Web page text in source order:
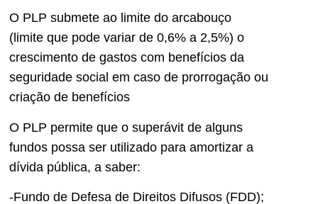
O PLP submete ao limite do arcabouço
(limite que pode variar de 0,6% a 2,5%) o
crescimento de gastos com benefícios da
seguridade social em caso de prorrogação ou
criação de benefícios
O PLP permite que o superávit de alguns
fundos possa ser utilizado para amortizar a
dívida pública, a saber:
-Fundo de Defesa de Direitos Difusos (FDD);